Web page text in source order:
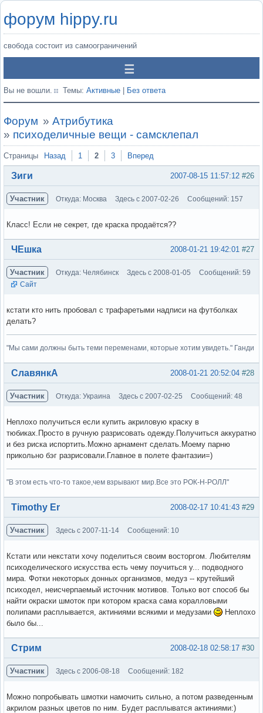
форум hippy.ru
свобода состоит из самоограничений
Вы не вошли. Темы: Активные Без ответа
Форум » Атрибутика
» психоделичные вещи - самсклепал
Страницы Назад 1 2 3 Вперед
#26
2007-08-15 11:57:12
Зиги
Участник Откуда: Москва Здесь с 2007-02-26 Сообщений: 157
Класс! Если не секрет, где краска продаётся??
Вне форума #27
2008-01-21 19:42:01
ЧЕшка
Участник Откуда: Челябинск Здесь с 2008-01-05
Сообщений: 59
Сайт
кстати кто нить пробовал с трафаретыми надписи на футболках
делать?
"Мы сами должны быть теми переменами, которые хотим увидеть." Ганди
Вне форума #28
2008-01-21 20:52:04
СлавянкА
Участник Откуда: Украина Здесь с 2007-02-25 Сообщений: 48
Неплохо получиться если купить акриловую краску в
тюбиках.Просто в ручную разрисовать одежду.Получиться аккуратно
и без риска испортить.Можно арнамент сделать.Моему парню
прикольно бэг разрисовали.Главное в полете фантазии=)
"В этом есть что-то такое,чем взрывают мир.Все это РОК-Н-РОЛЛ"
Вне форума #29
2008-02-17 10:41:43
Timothy Er
Участник Здесь с 2007-11-14 Сообщений: 10
Кстати или некстати хочу поделиться своим восторгом. Любителям
психоделического искусства есть чему поучиться у... подводного
мира. Фотки некоторых донных организмов, медуз -- крутейший
психодел, неисчерпаемый источник мотивов. Только вот способ бы
найти окраски шмоток при котором краска сама коралловыми
полипами расплывается, актиниями всякими и медузами
Неплохо
было бы...
Вне форума #30
2008-02-18 02:58:17
Стрим
Участник Здесь с 2006-08-18 Сообщений: 182
Можно попробывать шмотки намочить сильно, а потом разведенным
акрилом разных цветов по ним. Будет расплыватся актиниями:)